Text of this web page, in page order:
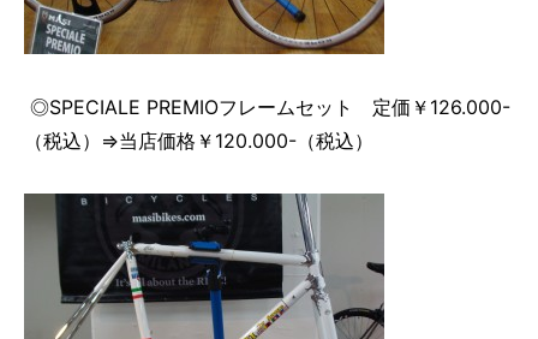
◎SPECIALE PREMIOフレームセット 定価￥126.000-
（税込）⇒当店価格￥120.000-（税込）